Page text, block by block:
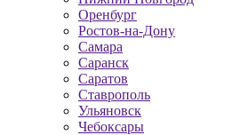
Оренбург
Ростов-на-Дону
Самара
Саранск
Саратов
Ставрополь
Ульяновск
Чебоксары